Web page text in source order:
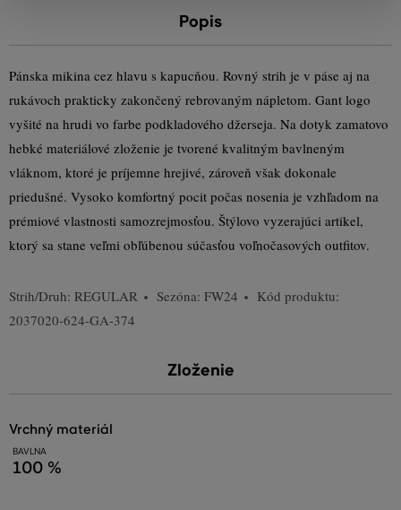
Popis
Pánska mikina cez hlavu s kapucňou. Rovný strih je v páse aj na
rukávoch prakticky zakončený rebrovaným nápletom. Gant logo
vyšité na hrudi vo farbe podkladového džerseja. Na dotyk zamatovo
hebké materiálové zloženie je tvorené kvalitným bavlneným
vláknom, ktoré je príjemne hrejivé, zároveň však dokonale
priedušné. Vysoko komfortný pocit počas nosenia je vzhľadom na
prémiové vlastnosti samozrejmosťou. Štýlovo vyzerajúci artikel,
ktorý sa stane veľmi obľúbenou súčasťou voľnočasových outfitov.
Strih/Druh: REGULAR Sezóna: FW24
Kód produktu:
2037020-624-GA-374
Zloženie
vrchný materiál
BAVLNA
100 %